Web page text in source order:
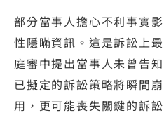
部分當事人擔心不利事實
性隱瞞資訊。這是訴訟上
庭審中提出當事人未曾告
已擬定的訴訟策略將瞬間
用，更可能喪失關鍵的訴訟